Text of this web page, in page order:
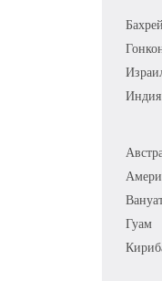
Индия
Гуам